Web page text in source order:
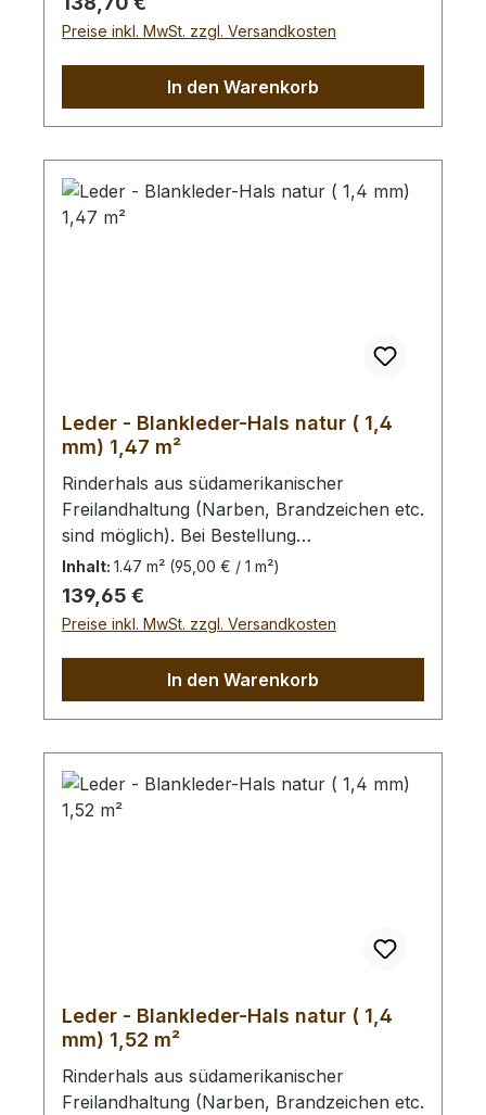
100 cm x 75 cm groß (siehe Foto 4).
Preise inkl. MwSt. zzgl. Versandkosten
In den Warenkorb
Leder - Blankleder-Hals natur ( 1,4
mm) 1,47 m²
Rinderhals aus südamerikanischer
Freilandhaltung (Narben, Brandzeichen etc.
sind möglich). Bei Bestellung
von diesem Stück erhalten Sie ein
1,47 m² großes Leder. Das Kernstück ist
110 cm x 65 cm groß (siehe Foto 4).
Inhalt: 1.47 m² (95,00 € / 1 m²)
Regulärer Preis:
139,65 €
Preise inkl. MwSt. zzgl. Versandkosten
In den Warenkorb
Leder - Blankleder-Hals natur ( 1,4
mm) 1,52 m²
Rinderhals aus südamerikanischer
Freilandhaltung (Narben, Brandzeichen etc.